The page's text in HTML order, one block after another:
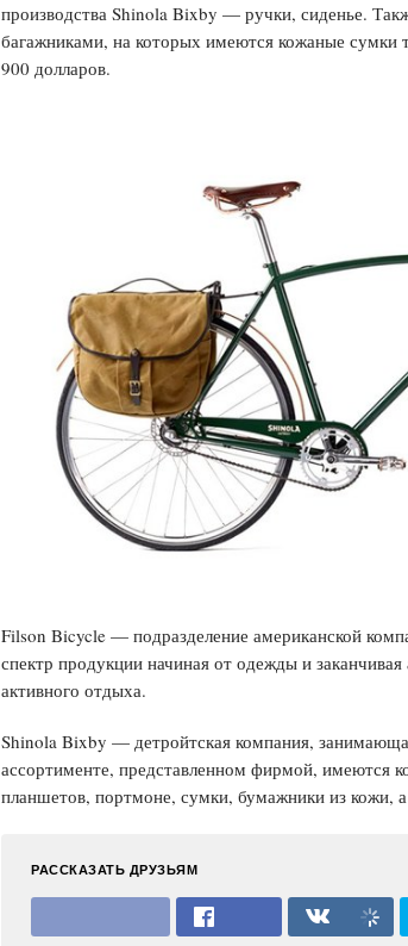
производства Shinola Bixby — ручки, сиденье.
багажниками, на которых имеются кожаные сумки
900 долларов.
Filson Bicycle — подразделение американской
спектр продукции начиная от одежды и
активного отдыха.
Shinola Bixby — детройтская компания,
ассортименте, представленном фирмой, имеются
планшетов, портмоне, сумки, бумажники из кожи,
РАССКАЗАТЬ ДРУЗЬЯМ